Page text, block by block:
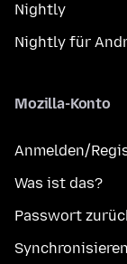
Nightly
Nightly für
Mozilla-Konto
Anmelden/
Was ist das?
Passwort